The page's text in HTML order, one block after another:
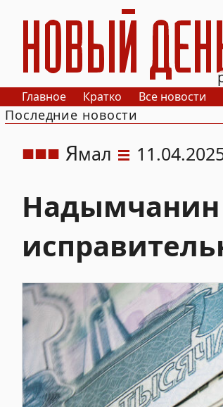
РИА Новый День
Главное Кратко Все новости
Последние новости
Ямал
Надымчанин